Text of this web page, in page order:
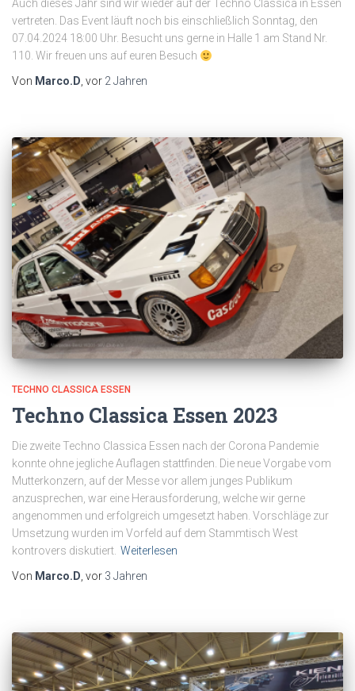
Auch dieses Jahr sind wir wieder auf der Techno Classica in Essen
vertreten. Das Event läuft noch bis einschließlich Sonntag, den
07.04.2024 18:00 Uhr. Besucht uns gerne in Halle 1 am Stand Nr.
110. Wir freuen uns auf euren Besuch
Von Marco.D, vor 2 Jahren
TECHNO CLASSICA ESSEN
Techno Classica Essen 2023
Die zweite Techno Classica Essen nach der Corona Pandemie
konnte ohne jegliche Auflagen stattfinden. Die neue Vorgabe vom
Mutterkonzern, auf der Messe vor allem junges Publikum
anzusprechen, war eine Herausforderung, welche wir gerne
angenommen und erfolgreich umgesetzt haben. Vorschläge zur
Umsetzung wurden im Vorfeld auf dem Stammtisch West
kontrovers diskutiert. Weiterlesen
Von Marco.D , vor 3 Jahren